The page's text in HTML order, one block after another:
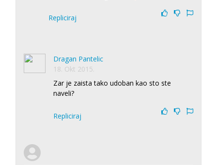
Repliciraj
Dragan Pantelic
18. Okt 2015.
Zar je zaista tako udoban kao sto ste
naveli?
Repliciraj